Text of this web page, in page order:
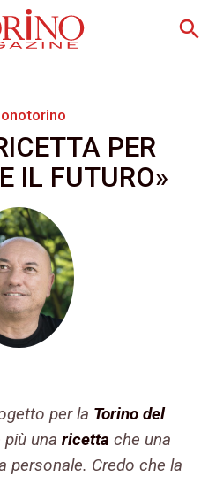
search
PER
IL FUTURO»
per la Torino del
più una ricetta che una
personale. Credo che la